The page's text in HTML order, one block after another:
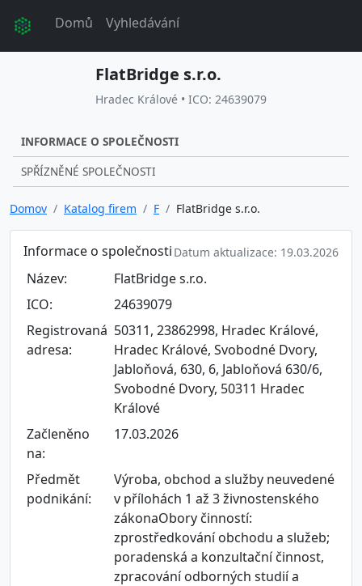
Domů Vyhledávání
FlatBridge s.r.o.
Hradec Králové • ICO: 24639079
INFORMACE O SPOLEČNOSTI
SPŘÍZNĚNÉ SPOLEČNOSTI
Domov Katalog firem F FlatBridge s.r.o.
Informace o společnosti Datum aktualizace: 19.03.2026
Název:
FlatBridge s.r.o.
ICO:
24639079
Registrovaná
adresa:
50311, 23862998, Hradec Králové,
Hradec Králové, Svobodné Dvory,
Jabloňová, 630, 6, Jabloňová 630/6,
Svobodné Dvory, 50311 Hradec
Králové
Začleněno
na:
17.03.2026
Předmět
podnikání:
Výroba, obchod a služby neuvedené
v přílohách 1 až 3 živnostenského
zákonaObory činností:
zprostředkování obchodu a služeb;
poradenská a konzultační činnost,
zpracování odborných studií a